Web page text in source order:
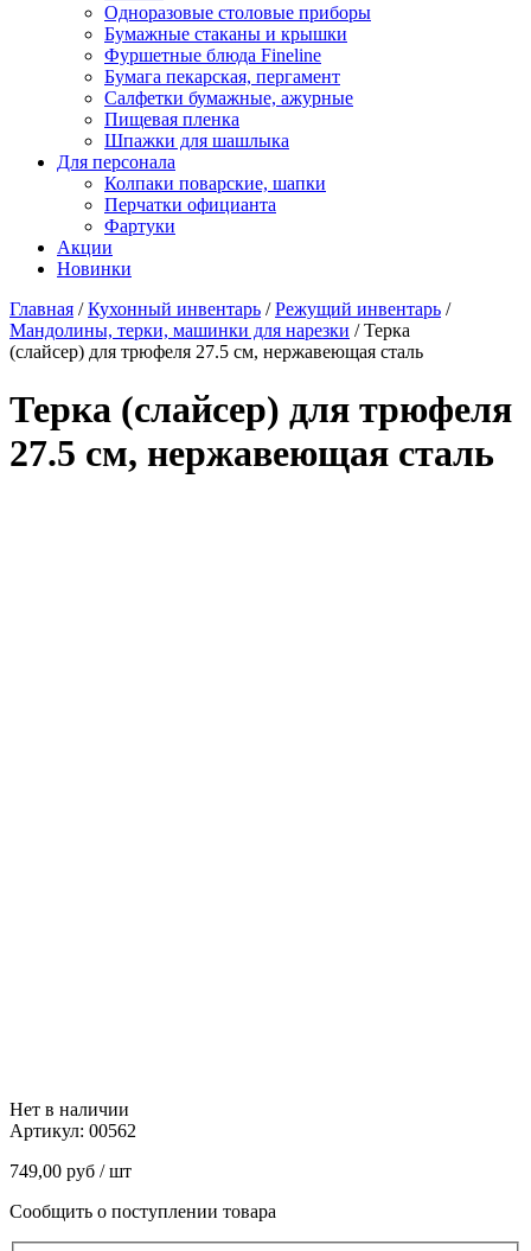
Одноразовые столовые приборы
Бумажные стаканы и крышки
Фуршетные блюда Fineline
Бумага пекарская, пергамент
Салфетки бумажные, ажурные
Пищевая пленка
Шпажки для шашлыка
Для персонала
Колпаки поварские, шапки
Перчатки официанта
Фартуки
Акции
Новинки
Главная /Кухонный инвентарь /Режущий инвентарь /
Мандолины, терки, машинки для нарезки /Терка
(слайсер) для трюфеля 27.5 см, нержавеющая сталь
Терка (слайсер) для трюфеля
27.5 см, нержавеющая сталь
Нет в наличии
Артикул: 00562
749,00 руб / шт
Сообщить о поступлении товара